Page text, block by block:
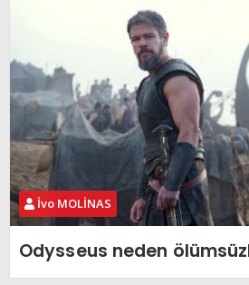
İvo MOLİNAS
Odysseus neden